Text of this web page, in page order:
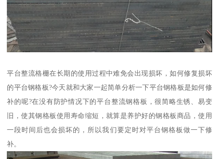
平台整流格栅在长期的使用过程中难免会出现损坏，如何修复损坏
的平台钢格板?今天就和大家一起简单分析一下平台钢格板是如何修
补的呢?在没有防护情况下的平台整流钢格板，很简略生锈、易变
旧，使其钢格板使用寿命缩短，就算是养护好的钢格板商品，使用
一段时间后也会损坏的，所以我们要定时对平台钢格板做一下修
补。